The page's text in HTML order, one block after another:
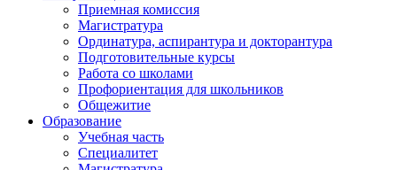
Приемная комиссия
Магистратура
Ординатура, аспирантура и докторантура
Подготовительные курсы
Работа со школами
Профориентация для школьников
Общежитие
Образование
Учебная часть
Специалитет